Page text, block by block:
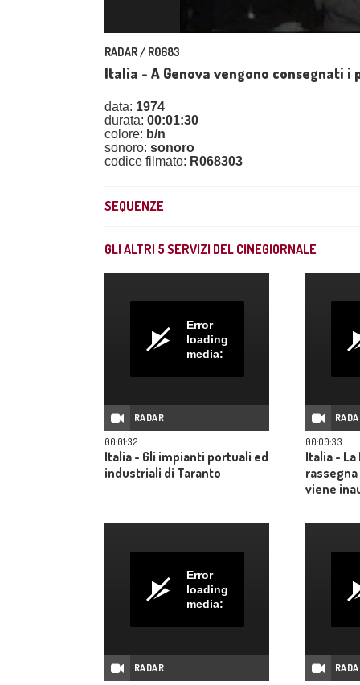
RADAR / R0683
Italia - A Genova vengono consegnati i
data: 1974
durata: 00:01:30
colore: b/n
sonoro: sonoro
codice filmato: R068303
SEQUENZE
GLI ALTRI 5 SERVIZI DEL CINEGIORNALE
Error
loading
media:
RADAR
00:01:32
Italia - Gli impianti portuali ed
industriali di Taranto
00:00:33
Italia -
viene
relativi
Error
loading
media:
RADAR